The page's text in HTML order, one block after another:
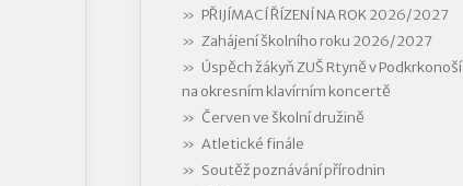
PŘIJÍMACÍ ŘÍZENÍ NA ROK 2026/2027
Zahájení školního roku 2026/2027
Úspěch žákyň ZUŠ Rtyně v Podkrkonoší
na okresním klavírním koncertě
Červen ve školní družině
Atletické finále
Soutěž poznávání přírodnin